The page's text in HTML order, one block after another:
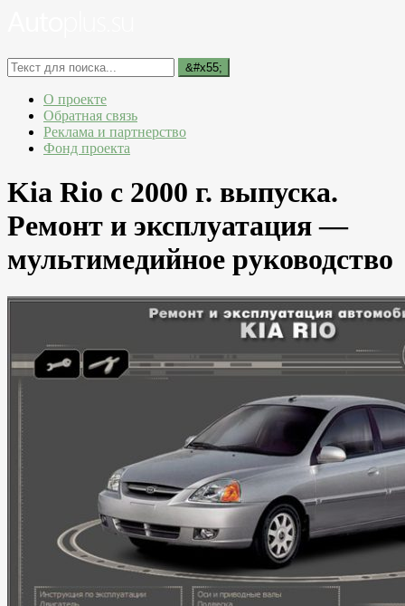
О проекте
Обратная связь
Реклама и партнерство
Фонд проекта
Kia Rio с 2000 г. выпуска.
Ремонт и эксплуатация —
мультимедийное руководство